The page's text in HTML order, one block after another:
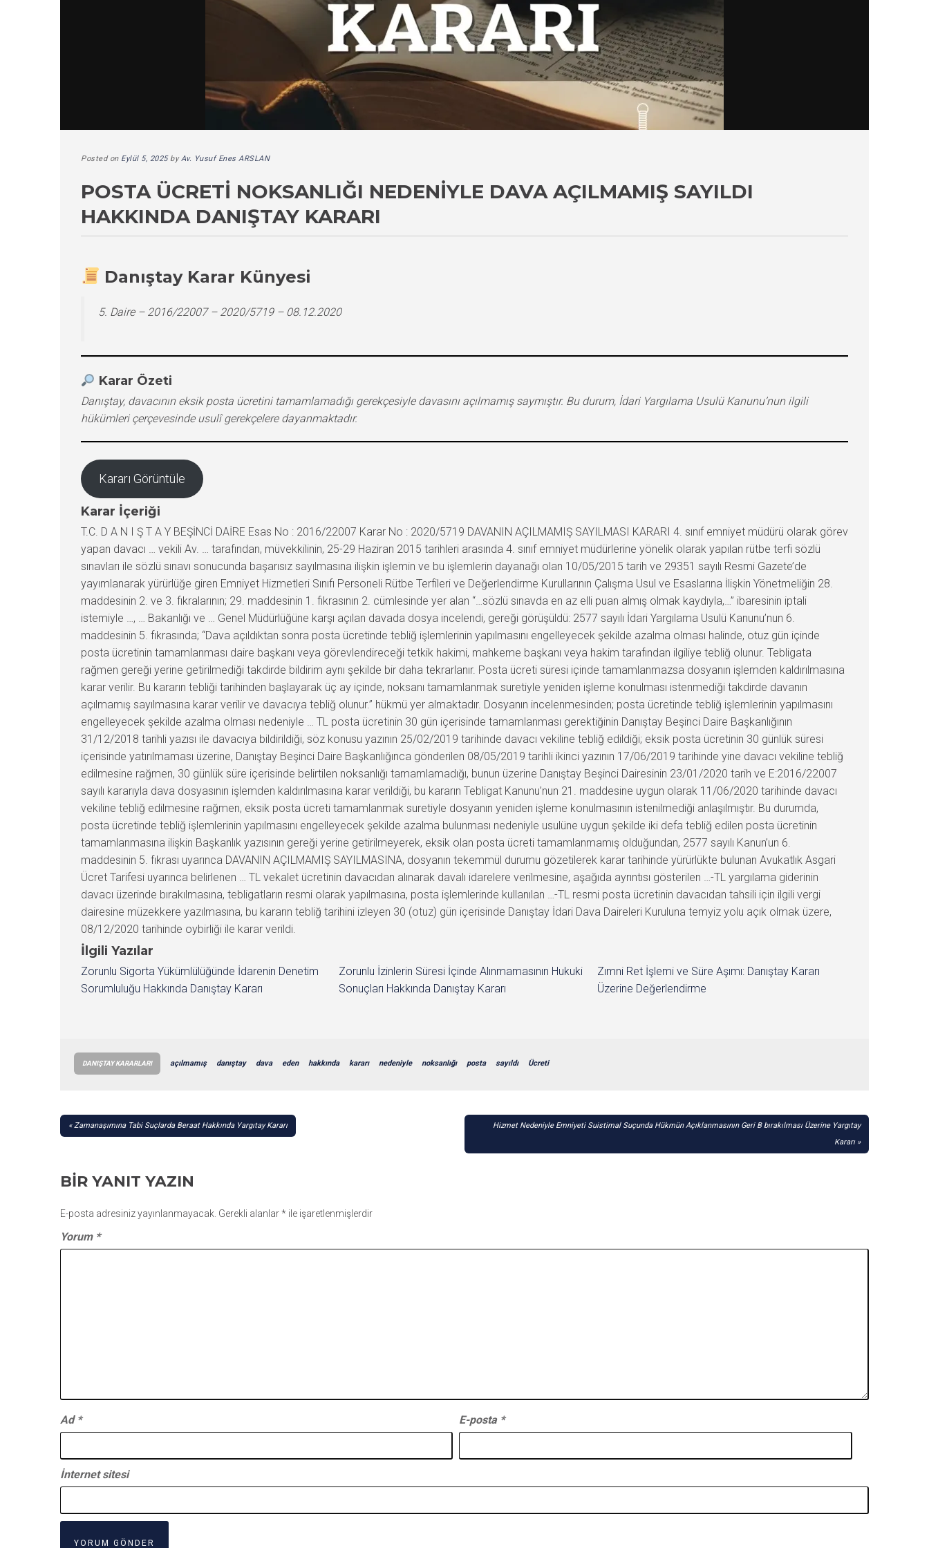
Posted on Eylül 5, 2025byAv. Yusuf Enes ARSLAN
POSTA ÜCRETI NOKSANLIĞI NEDENIYLE DAVA AÇILMAMIŞ SAYILDI
HAKKINDA DANIŞTAY KARARI
Danıştay Karar Künyesi
5. Daire – 2016/22007 – 2020/5719 – 08.12.2020
Karar Özeti
Danıştay, davacının eksik posta ücretini tamamlamadığı gerekçesiyle davasını açılmamış saymıştır. Bu durum, İdari Yargılama Usulü Kanunu’nun ilgili
hükümleri çerçevesinde usulî gerekçelere dayanmaktadır.
Kararı Görüntüle
Karar İçeriği
T.C. D A N I Ş T A Y BEŞİNCİ DAİRE Esas No : 2016/22007 Karar No : 2020/5719 DAVANIN AÇILMAMIŞ SAYILMASI KARARI 4. sınıf emniyet müdürü olarak görev
yapan davacı … vekili Av. … tarafından, müvekkilinin, 25-29 Haziran 2015 tarihleri arasında 4. sınıf emniyet müdürlerine yönelik olarak yapılan rütbe terfi sözlü
sınavları ile sözlü sınavı sonucunda başarısız sayılmasına ilişkin işlemin ve bu işlemlerin dayanağı olan 10/05/2015 tarih ve 29351 sayılı Resmi Gazete’de
yayımlanarak yürürlüğe giren Emniyet Hizmetleri Sınıfı Personeli Rütbe Terfileri ve Değerlendirme Kurullarının Çalışma Usul ve Esaslarına İlişkin Yönetmeliğin 28.
maddesinin 2. ve 3. fıkralarının; 29. maddesinin 1. fıkrasının 2. cümlesinde yer alan “…sözlü sınavda en az elli puan almış olmak kaydıyla,…” ibaresinin iptali
istemiyle …, … Bakanlığı ve … Genel Müdürlüğüne karşı açılan davada dosya incelendi, gereği görüşüldü: 2577 sayılı İdari Yargılama Usulü Kanunu’nun 6.
maddesinin 5. fıkrasında; “Dava açıldıktan sonra posta ücretinde tebliğ işlemlerinin yapılmasını engelleyecek şekilde azalma olması halinde, otuz gün içinde
posta ücretinin tamamlanması daire başkanı veya görevlendireceği tetkik hakimi, mahkeme başkanı veya hakim tarafından ilgiliye tebliğ olunur. Tebligata
rağmen gereği yerine getirilmediği takdirde bildirim aynı şekilde bir daha tekrarlanır. Posta ücreti süresi içinde tamamlanmazsa dosyanın işlemden kaldırılmasına
karar verilir. Bu kararın tebliği tarihinden başlayarak üç ay içinde, noksanı tamamlanmak suretiyle yeniden işleme konulması istenmediği takdirde davanın
açılmamış sayılmasına karar verilir ve davacıya tebliğ olunur.” hükmü yer almaktadır. Dosyanın incelenmesinden; posta ücretinde tebliğ işlemlerinin yapılmasını
engelleyecek şekilde azalma olması nedeniyle … TL posta ücretinin 30 gün içerisinde tamamlanması gerektiğinin Danıştay Beşinci Daire Başkanlığının
31/12/2018 tarihli yazısı ile davacıya bildirildiği, söz konusu yazının 25/02/2019 tarihinde davacı vekiline tebliğ edildiği; eksik posta ücretinin 30 günlük süresi
içerisinde yatırılmaması üzerine, Danıştay Beşinci Daire Başkanlığınca gönderilen 08/05/2019 tarihli ikinci yazının 17/06/2019 tarihinde yine davacı vekiline tebliğ
edilmesine rağmen, 30 günlük süre içerisinde belirtilen noksanlığı tamamlamadığı, bunun üzerine Danıştay Beşinci Dairesinin 23/01/2020 tarih ve E:2016/22007
sayılı kararıyla dava dosyasının işlemden kaldırılmasına karar verildiği, bu kararın Tebligat Kanunu’nun 21. maddesine uygun olarak 11/06/2020 tarihinde davacı
vekiline tebliğ edilmesine rağmen, eksik posta ücreti tamamlanmak suretiyle dosyanın yeniden işleme konulmasının istenilmediği anlaşılmıştır. Bu durumda,
posta ücretinde tebliğ işlemlerinin yapılmasını engelleyecek şekilde azalma bulunması nedeniyle usulüne uygun şekilde iki defa tebliğ edilen posta ücretinin
tamamlanmasına ilişkin Başkanlık yazısının gereği yerine getirilmeyerek, eksik olan posta ücreti tamamlanmamış olduğundan, 2577 sayılı Kanun’un 6.
maddesinin 5. fıkrası uyarınca DAVANIN AÇILMAMIŞ SAYILMASINA, dosyanın tekemmül durumu gözetilerek karar tarihinde yürürlükte bulunan Avukatlık Asgari
Ücret Tarifesi uyarınca belirlenen … TL vekalet ücretinin davacıdan alınarak davalı idarelere verilmesine, aşağıda ayrıntısı gösterilen …-TL yargılama giderinin
davacı üzerinde bırakılmasına, tebligatların resmi olarak yapılmasına, posta işlemlerinde kullanılan …-TL resmi posta ücretinin davacıdan tahsili için ilgili vergi
dairesine müzekkere yazılmasına, bu kararın tebliğ tarihini izleyen 30 (otuz) gün içerisinde Danıştay İdari Dava Daireleri Kuruluna temyiz yolu açık olmak üzere,
08/12/2020 tarihinde oybirliği ile karar verildi.
İlgili Yazılar
Zorunlu Sigorta Yükümlülüğünde İdarenin Denetim
Sorumluluğu Hakkında Danıştay Kararı
Zorunlu İzinlerin Süresi İçinde Alınmamasının Hukuki
Sonuçları Hakkında Danıştay Kararı
Zımni Ret İşlemi ve Süre Aşımı: Danıştay Kararı
Üzerine Değerlendirme
DANIŞTAY KARARLARI açılmamış danıştay dava eden hakkında kararı nedeniyle noksanlığı posta sayıldı Ücreti
YAZI
Zamanaşımına Tabi Suçlarda Beraat Hakkında Yargıtay Kararı
Hizmet Nedeniyle Emniyeti Suistimal Suçunda Hükmün Açıklanmasının Geri B bırakılması Üzerine Yargıtay
Kararı
BIR YANIT YAZIN
E-posta adresiniz yayınlanmayacak. Gerekli alanlar* ile işaretlenmişlerdir
Yorum *
Ad * E-posta *
İnternet sitesi